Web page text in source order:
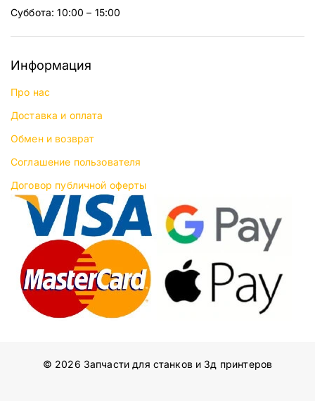
Суббота: 10:00 – 15:00
Информация
Про нас
Доставка и оплата
Обмен и возврат
Соглашение пользователя
Договор публичной оферты
© 2026 Запчасти для станков и 3д принтеров